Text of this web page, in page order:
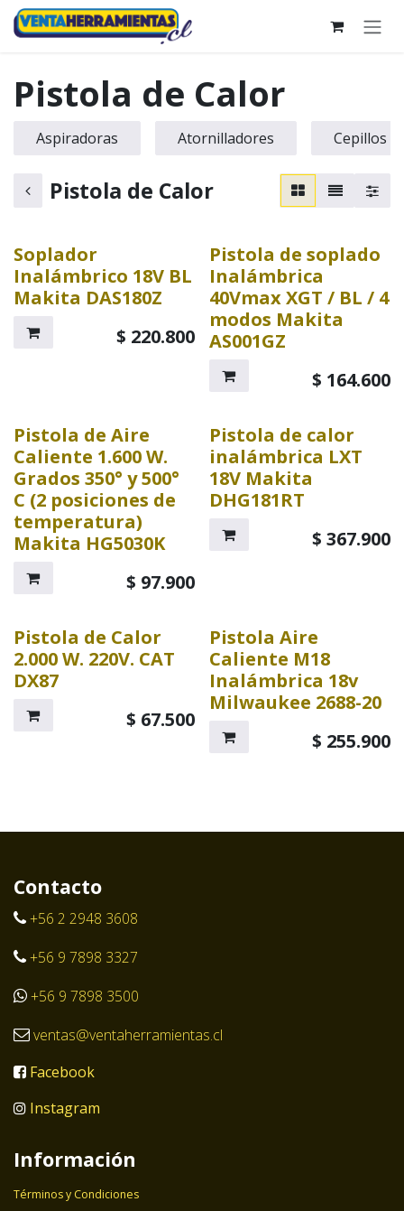
Ir al contenido
Pistola de Calor
Aspiradoras Atornilladores Cepillos
Pistola de Calor
Soplador
Inalámbrico 18V BL
Makita DAS180Z
$ 220.800
Pistola de soplado
Inalámbrica
40Vmax XGT / BL / 4
modos Makita
AS001GZ
$ 164.600
Pistola de Aire
Caliente 1.600 W.
Grados 350° y 500°
C (2 posiciones de
temperatura)
Makita HG5030K
$ 97.900
Pistola de calor
inalámbrica LXT
18V Makita
DHG181RT
$ 367.900
Pistola de Calor
2.000 W. 220V. CAT
DX87
$ 67.500
Pistola Aire
Caliente M18
Inalámbrica 18v
Milwaukee 2688-20
$ 255.900
Contacto
+56 2 2948 3608
+56 9 7898 3327
+56 9 7898 3500
ventas@ventaherramientas.cl
Facebook
Instagram
Información
Términos y Condiciones